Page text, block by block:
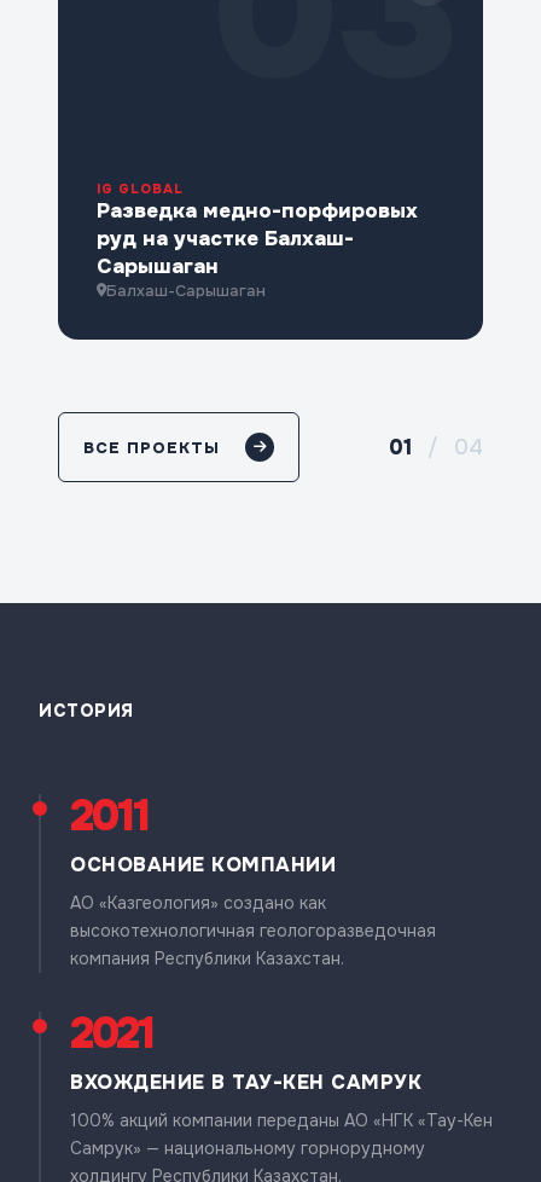
IG GLOBAL
Разведка медно-порфировых
руд на участке Балхаш-
Сарышаган
Балхаш-Сарышаган
ВСЕ ПРОЕКТЫ 01 / 04
ИСТОРИЯ
2011
ОСНОВАНИЕ КОМПАНИИ
АО «Казгеология» создано как
высокотехнологичная геологоразведочная
компания Республики Казахстан.
2021
ВХОЖДЕНИЕ В ТАУ-КЕН САМРУК
100% акций компании переданы АО «НГК «Тау-Кен
Самрук» — национальному горнорудному
холдингу Республики Казахстан.